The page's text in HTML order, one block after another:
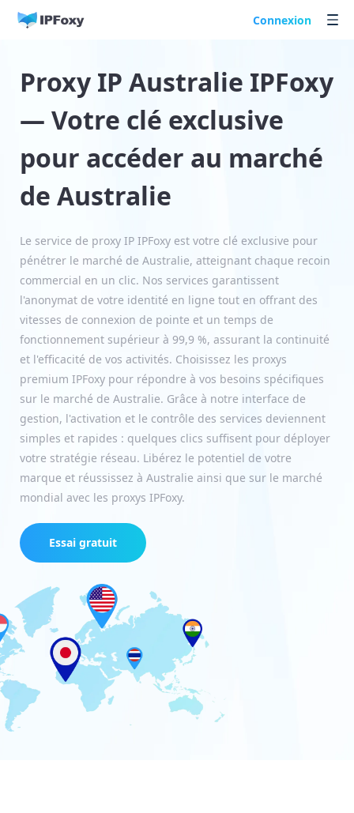
Connexion
Proxy IP Australie IPFoxy
— Votre clé exclusive
pour accéder au marché
de Australie
Le service de proxy IP IPFoxy est votre clé exclusive pour
pénétrer le marché de Australie, atteignant chaque recoin
commercial en un clic. Nos services garantissent
l'anonymat de votre identité en ligne tout en offrant des
vitesses de connexion de pointe et un temps de
fonctionnement supérieur à 99,9 %, assurant la continuité
et l'efficacité de vos activités. Choisissez les proxys
premium IPFoxy pour répondre à vos besoins spécifiques
sur le marché de Australie. Grâce à notre interface de
gestion, l'activation et le contrôle des services deviennent
simples et rapides : quelques clics suffisent pour déployer
votre stratégie réseau. Libérez le potentiel de votre
marque et réussissez à Australie ainsi que sur le marché
mondial avec les proxys IPFoxy.
Essai gratuit